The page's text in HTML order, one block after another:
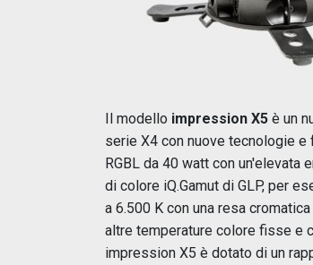
Il modello impression X5 è un
serie X4 con nuove tecnologie
RGBL da 40 watt con un'elevata
di colore iQ.Gamut di GLP, per
a 6.500 K con una resa
altre temperature colore fisse e
impression X5 è dotato di un